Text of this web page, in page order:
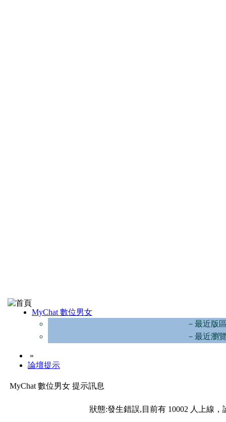
MyChat 數位男女
－最近版
－最近瀏
»
論壇提示
MyChat 數位男女 提示訊息
狀態:發生錯誤,目前有 10002 人上線